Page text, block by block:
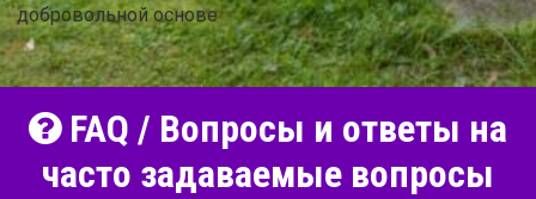
добровольной основе
FAQ / Вопросы и ответы на
часто задаваемые вопросы